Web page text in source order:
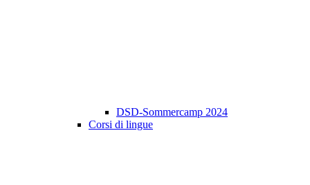
DSD-Sommercamp 2024
Corsi di lingue